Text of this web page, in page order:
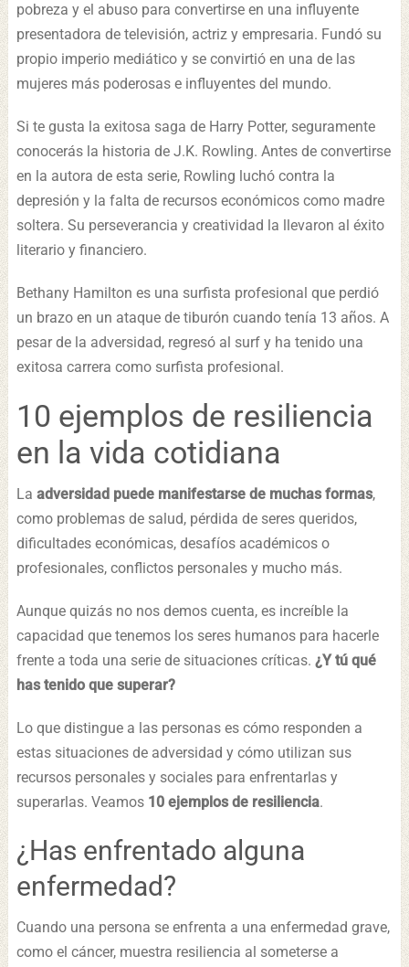
pobreza y el abuso para convertirse en una influyente
presentadora de televisión, actriz y empresaria. Fundó su
propio imperio mediático y se convirtió en una de las
mujeres más poderosas e influyentes del mundo.
Si te gusta la exitosa saga de Harry Potter, seguramente
conocerás la historia de J.K. Rowling. Antes de convertirse
en la autora de esta serie, Rowling luchó contra la
depresión y la falta de recursos económicos como madre
soltera. Su perseverancia y creatividad la llevaron al éxito
literario y financiero.
Bethany Hamilton es una surfista profesional que perdió
un brazo en un ataque de tiburón cuando tenía 13 años. A
pesar de la adversidad, regresó al surf y ha tenido una
exitosa carrera como surfista profesional.
10 ejemplos de resiliencia
en la vida cotidiana
La adversidad puede manifestarse de muchas formas,
como problemas de salud, pérdida de seres queridos,
dificultades económicas, desafíos académicos o
profesionales, conflictos personales y mucho más.
Aunque quizás no nos demos cuenta, es increíble la
capacidad que tenemos los seres humanos para hacerle
frente a toda una serie de situaciones críticas. ¿Y tú qué
has tenido que superar?
Lo que distingue a las personas es cómo responden a
estas situaciones de adversidad y cómo utilizan sus
recursos personales y sociales para enfrentarlas y
superarlas. Veamos 10 ejemplos de resiliencia.
¿Has enfrentado alguna
enfermedad?
Cuando una persona se enfrenta a una enfermedad grave,
como el cáncer, muestra resiliencia al someterse a